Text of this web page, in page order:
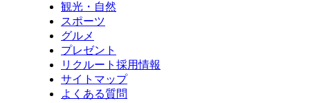
観光・自然
スポーツ
グルメ
プレゼント
リクルート採用情報
サイトマップ
よくある質問